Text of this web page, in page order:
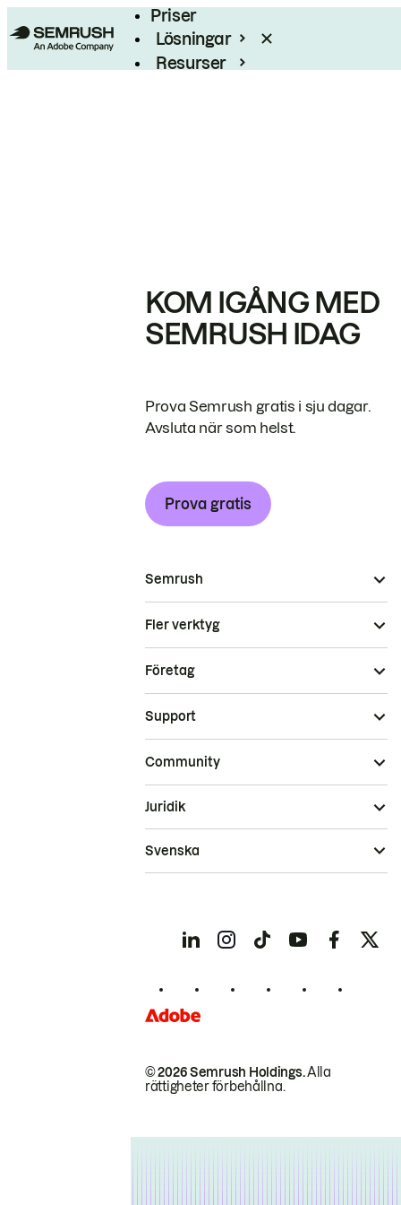
Priser
Lösningar
Resurser
KOM IGÅNG MED
SEMRUSH IDAG
Prova Semrush gratis i sju dagar.
Avsluta när som helst.
Prova gratis
Semrush
Fler verktyg
Företag
Support
Community
© 2026 Semrush Holdings.Alla
rättigheter förbehållna.
Juridik
Svenska